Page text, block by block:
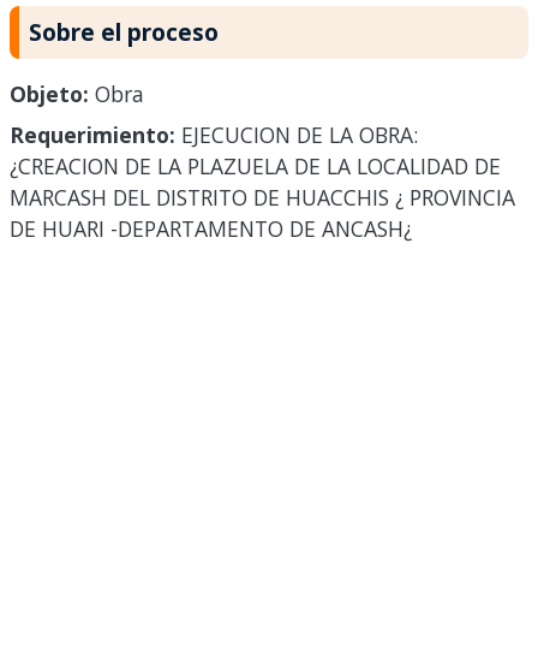
Sobre el proceso
Objeto: Obra
Requerimiento: EJECUCION DE LA OBRA:
¿CREACION DE LA PLAZUELA DE LA LOCALIDAD DE
MARCASH DEL DISTRITO DE HUACCHIS ¿ PROVINCIA
DE HUARI -DEPARTAMENTO DE ANCASH¿